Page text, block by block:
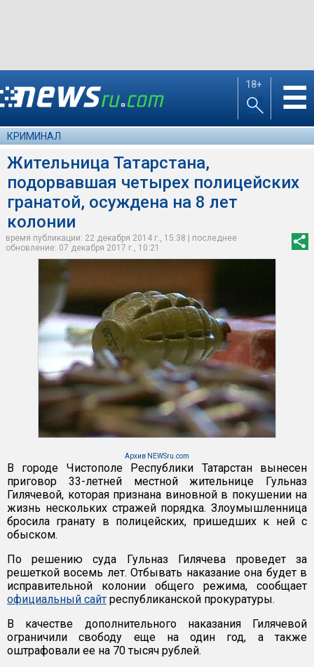
18+ ☰
КРИМИНАЛ
Жительница Татарстана,
подорвавшая четырех полицейских
гранатой, осуждена на 8 лет
колонии
время публикации: 22 декабря 2014 г., 15:38 | последнее
обновление: 07 декабря 2017 г., 10:21
Архив NEWSru.com
В городе Чистополе Республики Татарстан вынесен
приговор 33-летней местной жительнице Гульназ
Гилячевой, которая признана виновной в покушении на
жизнь нескольких стражей порядка. Злоумышленница
бросила гранату в полицейских, пришедших к ней с
обыском.
По решению суда Гульназ Гилячева проведет за
решеткой восемь лет. Отбывать наказание она будет в
исправительной колонии общего режима, сообщает
официальный сайт республиканской прокуратуры.
В качестве дополнительного наказания Гилячевой
ограничили свободу еще на один год, а также
оштрафовали ее на 70 тысяч рублей.